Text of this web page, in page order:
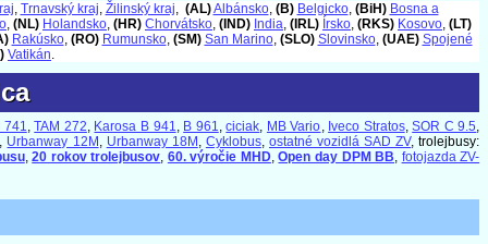
, Trnavský kraj, Žilinský kraj, (AL)Albánsko, (B) Belgicko, (BiH) Bosna a
, (NL) Holandsko, (HR) Chorvátsko, (IND) India, (IRL) Írsko, (RKS) Kosovo, (LT)
Rakúsko, (RO) Rumunsko, (SM) San Marino, (SLO) Slovinsko, (UAE) Spojené
Vatikán.
741,TAM 272, Karosa B 941, B 961,ciciak, MB Vario, Iveco Stratos,SOR C 9.5,
, Urbanway 12M , Urbanway 18M , Cyklobus, ostatné vozidlá SAD ZV, trolejbusy:
,20 rokov trolejbusov, 60. výročie MHD,Open day DPM BB, fotojazda ZV-